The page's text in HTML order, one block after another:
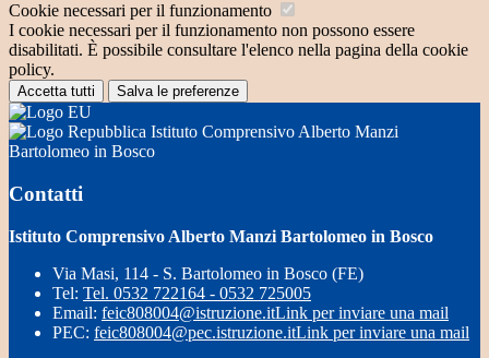
Cookie necessari per il funzionamento
I cookie necessari per il funzionamento non possono essere
disabilitati. È possibile consultare l'elenco nella pagina della cookie
policy.
Accetta tutti Salva le preferenze
Istituto Comprensivo Alberto Manzi
Bartolomeo in Bosco
Contatti
Istituto Comprensivo Alberto Manzi Bartolomeo in Bosco
Via Masi, 114 - S. Bartolomeo in Bosco (FE)
Tel: Tel. 0532 722164 - 0532 725005
Email: feic808004@istruzione.itLink per inviare una mail
PEC: feic808004@pec.istruzione.itLink per inviare una mail